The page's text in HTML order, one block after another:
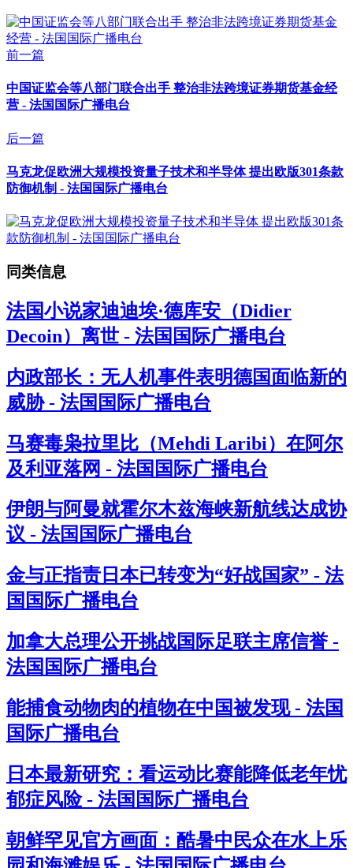
前一篇
中国证监会等八部门联合出手 整治非法跨境证券期货基金经
营 - 法国国际广播电台
后一篇
马克龙促欧洲大规模投资量子技术和半导体 提出欧版301条款
防御机制 - 法国国际广播电台
同类信息
法国小说家迪迪埃·德库安（Didier
Decoin）离世 - 法国国际广播电台
内政部长：无人机事件表明德国面临新的
威胁 - 法国国际广播电台
马赛毒枭拉里比（Mehdi Laribi）在阿尔
及利亚落网 - 法国国际广播电台
伊朗与阿曼就霍尔木兹海峡新航线达成协
议 - 法国国际广播电台
金与正指责日本已转变为“好战国家” - 法
国国际广播电台
加拿大总理公开挑战国际足联主席信誉 -
法国国际广播电台
能捕食动物肉的植物在中国被发现 - 法国
国际广播电台
日本最新研究：看运动比赛能降低老年忧
郁症风险 - 法国国际广播电台
朝鲜罕见官方画面：酷暑中民众在水上乐